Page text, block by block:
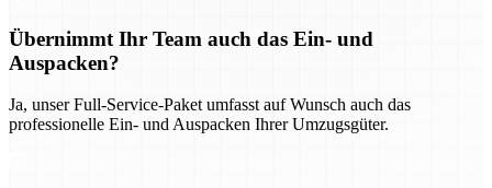
Übernimmt Ihr Team auch das Ein- und
Auspacken?
Ja, unser Full-Service-Paket umfasst auf Wunsch auch das
professionelle Ein- und Auspacken Ihrer Umzugsgüter.